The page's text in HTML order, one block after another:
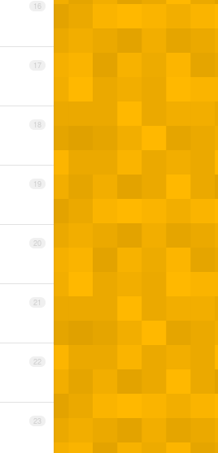
16
17
18
19
20
21
22
23